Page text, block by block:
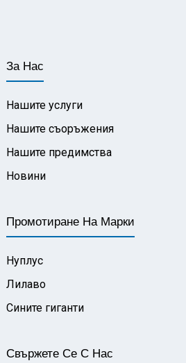
За Нас
Нашите услуги
Нашите съоръжения
Нашите предимства
Новини
Промотиране На Марки
Нуплус
Лилаво
Сините гиганти
Свържете Се С Нас